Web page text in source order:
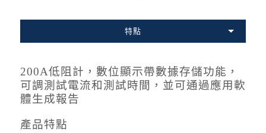
特點
200A低阻計，數位顯示帶數據存儲功能，
可調測試電流和測試時間，並可通過應用軟
體生成報告
產品特點